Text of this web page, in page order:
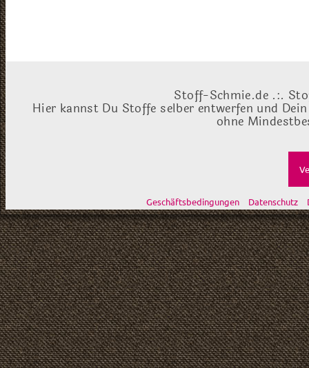
Stoff-Schmie.de .:.
Hier kannst Du Stoffe selber entwerfen und
ohne
Geschäftsbedingungen Datenschutz